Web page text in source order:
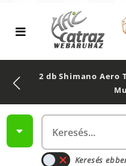
2 db Shimano Aero
Keresés